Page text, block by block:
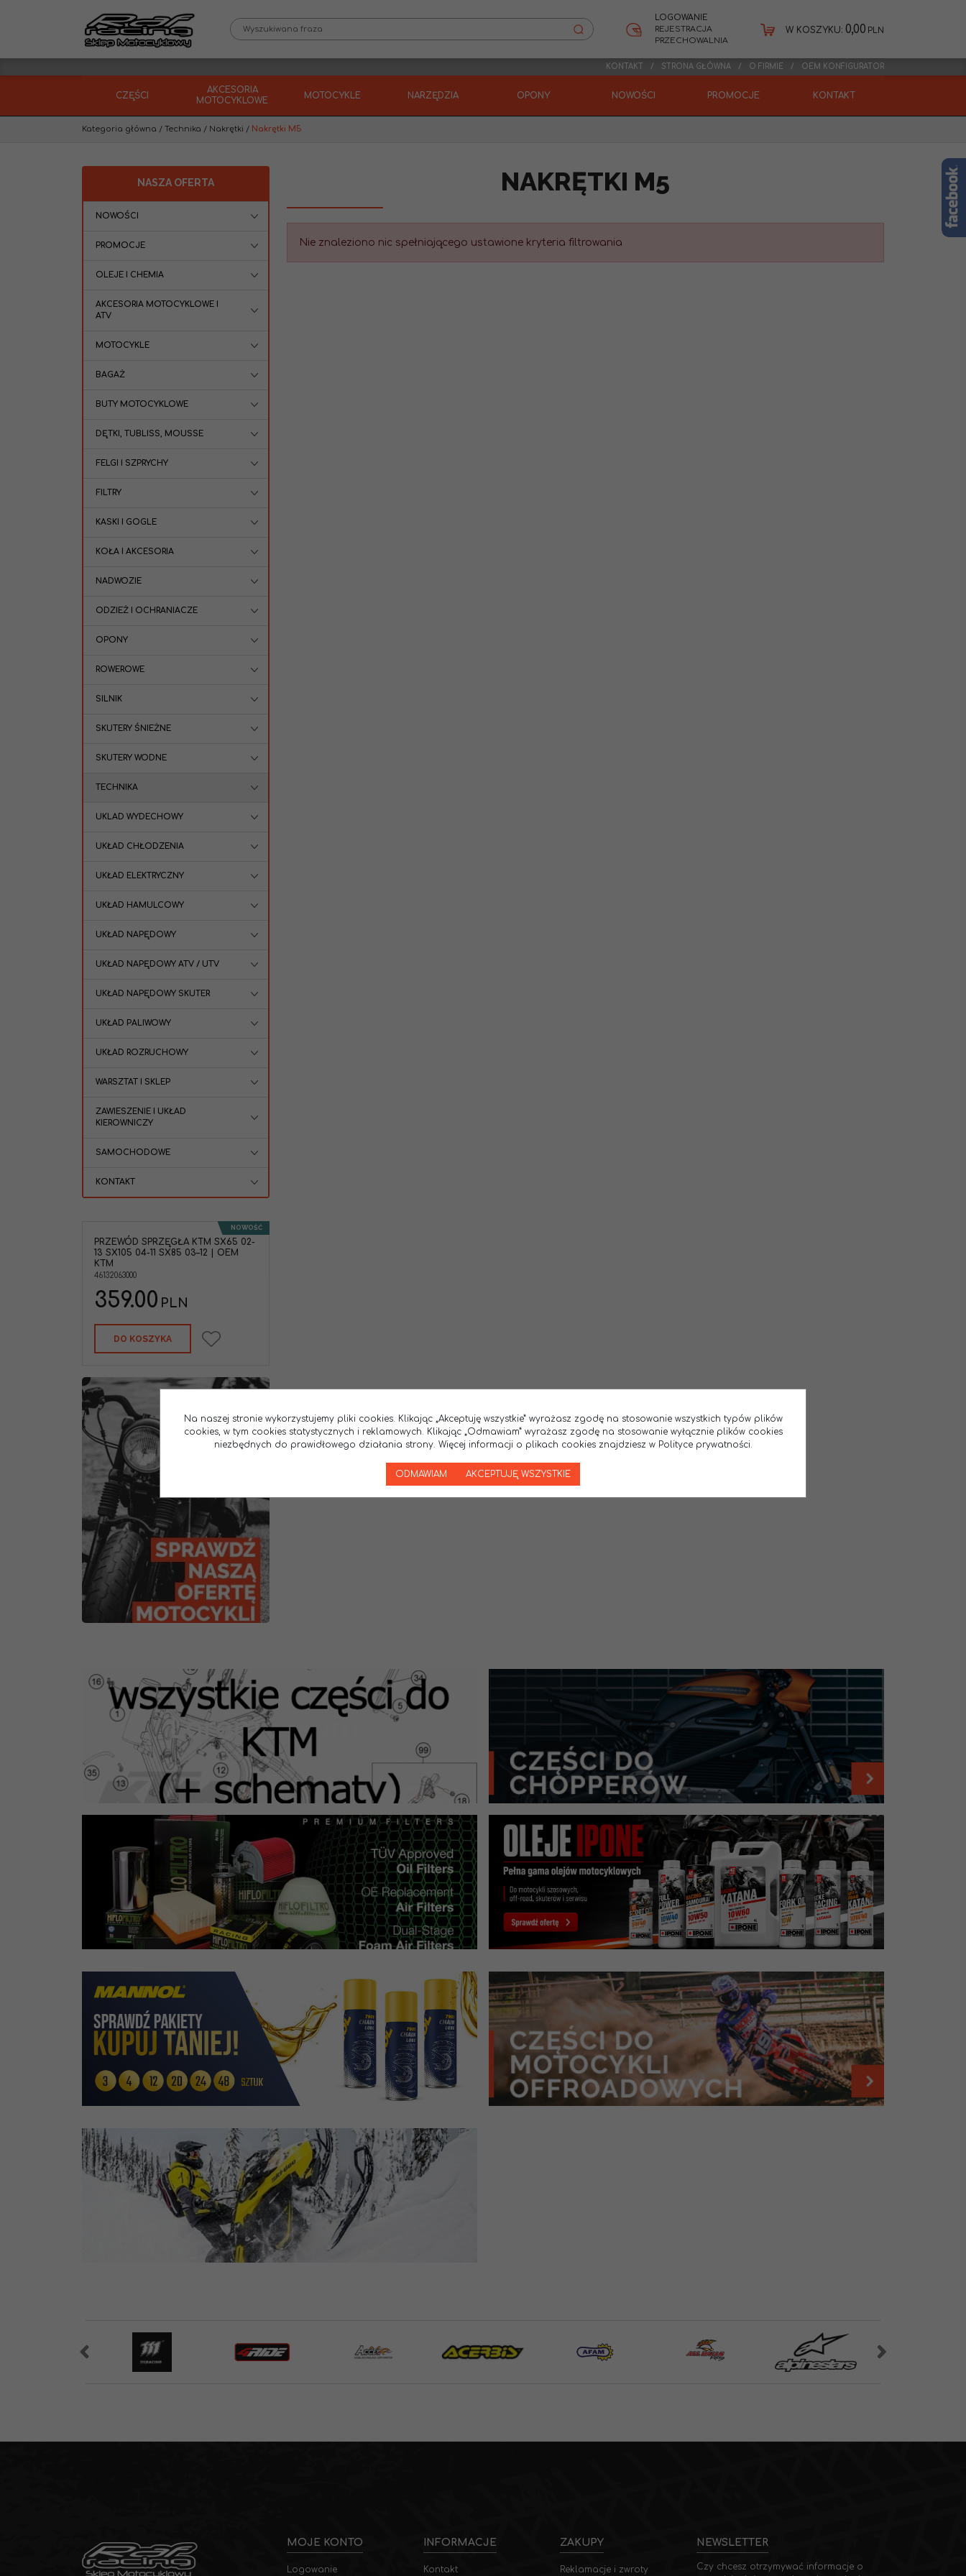
LOGOWANIE
REJESTRACJA
PRZECHOWALNIA
W KOSZYKU: 0,00 PLN
KONTAKT STRONA GŁÓWNA O FIRMIE OEM KONFIGURATOR
CZĘŚCI
AKCESORIA
MOTOCYKLOWE
MOTOCYKLE NARZĘDZIA OPONY NOWOŚCI PROMOCJE KONTAKT
Kategoria główna / Technika / Nakrętki / Nakrętki M5
NAKRĘTKI M5
Nie znaleziono nic spełniającego ustawione kryteria filtrowania
NASZA OFERTA
NOWOŚCI
PROMOCJE
OLEJE I CHEMIA
AKCESORIA MOTOCYKLOWE I
ATV
MOTOCYKLE
BAGAŻ
BUTY MOTOCYKLOWE
DĘTKI, TUBLISS, MOUSSE
FELGI I SZPRYCHY
FILTRY
KASKI I GOGLE
KOŁA I AKCESORIA
NADWOZIE
ODZIEŻ I OCHRANIACZE
OPONY
ROWEROWE
SILNIK
SKUTERY ŚNIEŻNE
SKUTERY WODNE
TECHNIKA
UKLAD WYDECHOWY
UKŁAD CHŁODZENIA
UKŁAD ELEKTRYCZNY
UKŁAD HAMULCOWY
UKŁAD NAPĘDOWY
UKŁAD NAPĘDOWY ATV / UTV
UKŁAD NAPĘDOWY SKUTER
UKŁAD PALIWOWY
UKŁAD ROZRUCHOWY
WARSZTAT I SKLEP
ZAWIESZENIE I UKŁAD
KIEROWNICZY
SAMOCHODOWE
KONTAKT
NOWOŚĆ
PRZEWÓD SPRZĘGŁA KTM SX65 02-
13 SX105 04-11 SX85 03–12 | OEM
KTM
46132063000
359.00 PLN
DO KOSZYKA
MOJE KONTO
Logowanie
INFORMACJE
Kontakt
ZAKUPY
Reklamacje i zwroty
NEWSLETTER
Czy chcesz otrzymywać informacje o
Na naszej stronie wykorzystujemy pliki cookies. Klikając „Akceptuję wszystkie” wyrażasz zgodę na stosowanie wszystkich typów plików
cookies, w tym cookies statystycznych i reklamowych. Klikając „Odmawiam” wyrażasz zgodę na stosowanie wyłącznie plików cookies
niezbędnych do prawidłowego działania strony. Więcej informacji o plikach cookies znajdziesz w Polityce prywatności.
ODMAWIAM AKCEPTUJĘ WSZYSTKIE